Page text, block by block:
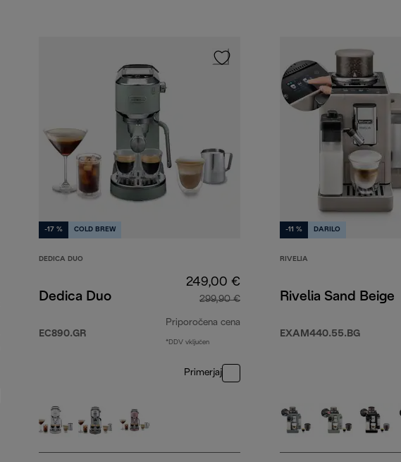
-17 % COLD BREW
DEDICA DUO
Dedica Duo
EC890.GR
249,00 €
299,90 €
Priporočena cena
*DDV vključen
Primerjaj
-11 % DARILO
RIVELIA
Rivelia Sand Beige
EXAM440.55.BG